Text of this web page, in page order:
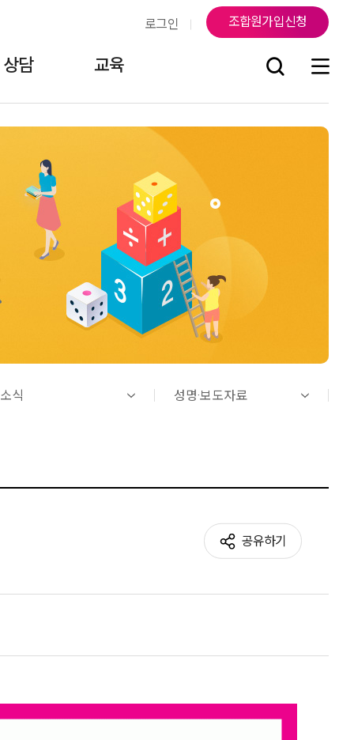
로그인 조합원가입신청
처 오시는 길
조합원게시판
상담 교육
소식 성명·보도자료
공유하기